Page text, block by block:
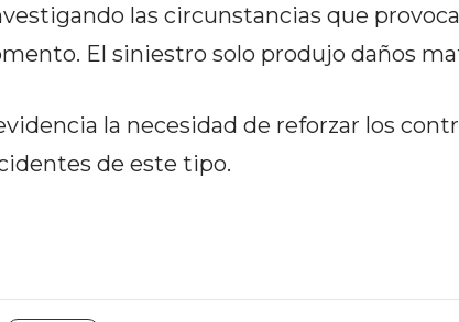
las circunstancias que
El siniestro solo produjo daños
la necesidad de reforzar los
de este tipo.